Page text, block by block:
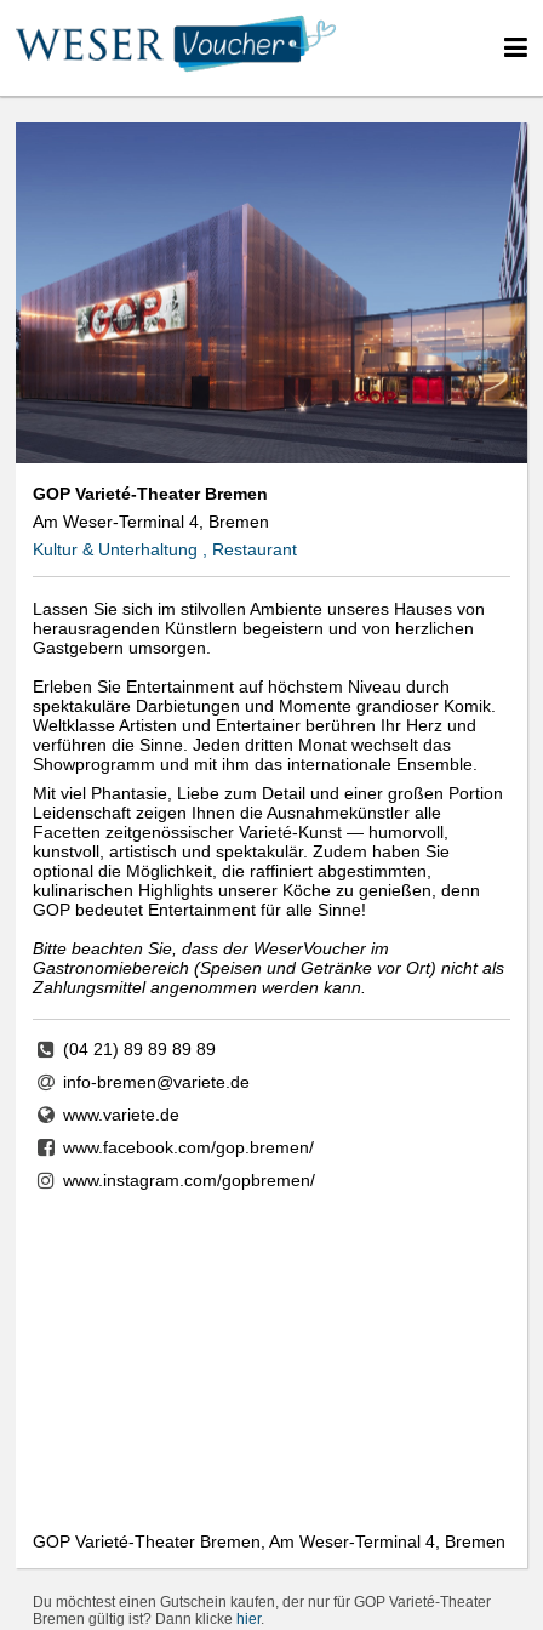
GOP Varieté-Theater Bremen
Am Weser-Terminal 4, Bremen
Kultur & Unterhaltung , Restaurant
Lassen Sie sich im stilvollen Ambiente unseres Hauses von
herausragenden Künstlern begeistern und von herzlichen
Gastgebern umsorgen.
Erleben Sie Entertainment auf höchstem Niveau durch
spektakuläre Darbietungen und Momente grandioser Komik.
Weltklasse Artisten und Entertainer berühren Ihr Herz und
verführen die Sinne. Jeden dritten Monat wechselt das
Showprogramm und mit ihm das internationale Ensemble.
Mit viel Phantasie, Liebe zum Detail und einer großen Portion
Leidenschaft zeigen Ihnen die Ausnahmekünstler alle
Facetten zeitgenössischer Varieté-Kunst — humorvoll,
kunstvoll, artistisch und spektakulär. Zudem haben Sie
optional die Möglichkeit, die raffiniert abgestimmten,
kulinarischen Highlights unserer Köche zu genießen, denn
GOP bedeutet Entertainment für alle Sinne!
Bitte beachten Sie, dass der WeserVoucher im
Gastronomiebereich (Speisen und Getränke vor Ort) nicht als
Zahlungsmittel angenommen werden kann.
(04 21) 89 89 89 89
info-bremen@variete.de
www.variete.de
www.facebook.com/gop.bremen/
www.instagram.com/gopbremen/
GOP Varieté-Theater Bremen, Am Weser-Terminal 4, Bremen
Du möchtest einen Gutschein kaufen, der nur für GOP Varieté-Theater
Bremen gültig ist? Dann klicke hier.